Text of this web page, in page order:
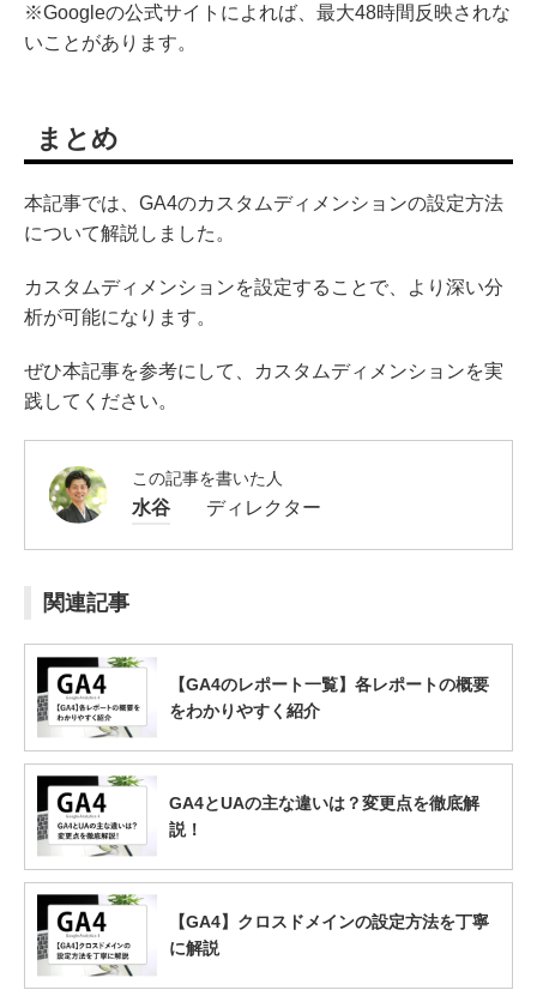
※Googleの公式サイトによれば、最大48時間反映されな
いことがあります。
まとめ
本記事では、GA4のカスタムディメンションの設定方法
について解説しました。
カスタムディメンションを設定することで、より深い分
析が可能になります。
ぜひ本記事を参考にして、カスタムディメンションを実
践してください。
この記事を書いた人
水谷 ディレクター
関連記事
【GA4のレポート一覧】各レポートの概要
をわかりやすく紹介
GA4とUAの主な違いは？変更点を徹底解
説！
【GA4】クロスドメインの設定方法を丁寧
に解説